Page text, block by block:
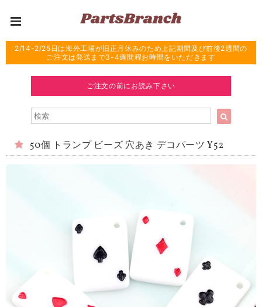
2/14-2/25日は海外工場が旧正月休みのため上記期間及び前後2週間の
ご注文は発送まで3-4週間程お時間をいただきます
ご注文の前にお読み下さい
50個 トランプ ビーズ 穴あき デコパーツ Y52